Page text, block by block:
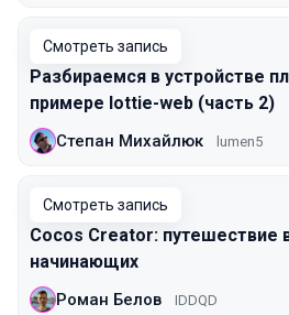
Смотреть запись
Разбираемся в устройстве
примере lottie-web (часть 2)
Степан Михайлюк lumen5
Смотреть запись
Cocos Creator: путешествие
начинающих
Роман Белов IDDQD